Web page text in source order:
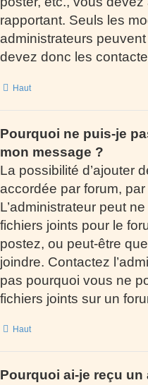
rapportant. Seuls les
administrateurs
devez donc les
Haut
Pourquoi ne puis-je
mon message ?
La possibilité d’ajouter
accordée par forum,
L’administrateur peut
fichiers joints pour le
postez, ou peut-être
joindre. Contactez
pas pourquoi vous ne
fichiers joints sur un
Haut
Pourquoi ai-je reçu un